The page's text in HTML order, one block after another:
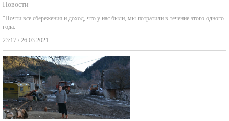
Новости
"Почти все сбережения и доход, что у нас были, мы потратили в течение этого одного
года.
23:17 / 26.03.2021